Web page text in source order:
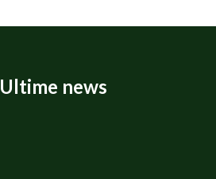
Ultime news